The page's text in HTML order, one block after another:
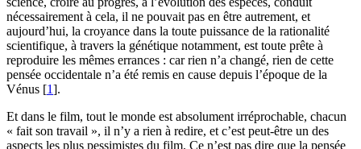
nécessairement à cela, il ne pouvait pas en être autrement, et
aujourd’hui, la croyance dans la toute puissance de la rationalité
scientifique, à travers la génétique notamment, est toute prête à
reproduire les mêmes errances : car rien n’a changé, rien de cette
pensée occidentale n’a été remis en cause depuis l’époque de la
Vénus [1].
Et dans le film, tout le monde est absolument irréprochable, chacun
« fait son travail », il n’y a rien à redire, et c’est peut-être un des
aspects les plus pessimistes du film. Ce n’est pas dire que la pensée